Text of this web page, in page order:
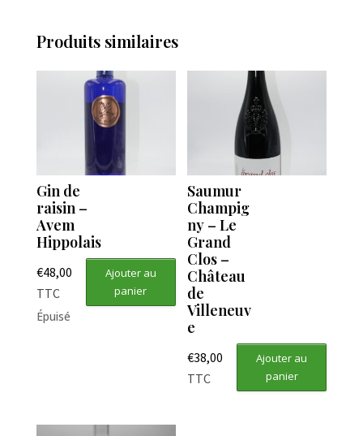
Produits similaires
Gin de
raisin –
Avem
Hippolais
€48,00
TTC
Ajouter au
panier
Épuisé
Saumur
Champig
ny – Le
Grand
Clos –
Château
de
Villeneuv
e
€38,00
TTC
Ajouter au
panier